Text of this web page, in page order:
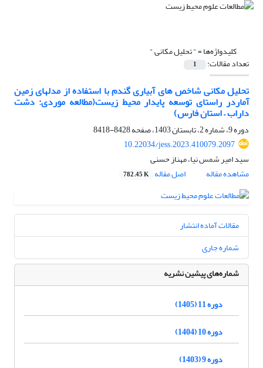
کلیدواژه‌ها =" تحلیل مکانی "
تعداد مقالات: 1
تحلیل مکانی شاخص های آبیاری گندم با استفاده از مدلهای زمین
آماردر راستای توسعه پایدار محیط زیست(مطالعه موردی: دشت
داراب – استان فارس)
دوره 9، شماره 2، تابستان 1403، صفحه
8428-8418
10.22034/jess.2023.410079.2097
سید امیر شمس نیا، مهناز حسنی
مشاهده مقاله
اصل مقاله 782.45 K
مقالات آماده انتشار
شماره جاری
شماره‌های پیشین نشریه
دوره 11 (1405)
دوره 10 (1404)
دوره 9 (1403)